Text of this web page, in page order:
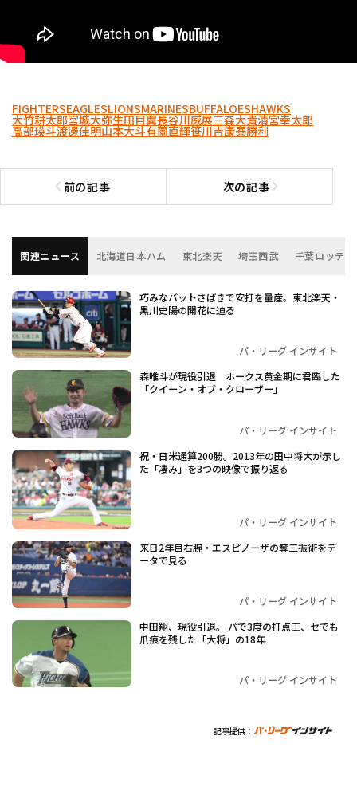
FIGHTERSEAGLESLIONSMARINESBUFFALOESHAWKS
大竹耕太郎宮城大弥生田目翼長谷川威展三森大貴清宮幸太郎
高部瑛斗渡邊佳明山本大斗有薗直輝笹川吉康泰勝利
前の記事
前の記事へ 次の記事次の記事へ
関連ニュース 北海道日本ハム 東北楽天 埼玉西武 千葉ロッテ
巧みなバットさばきで安打を量産。東北楽天・
黒川史陽の開花に迫る
パ・リーグ インサイト
森唯斗が現役引退 ホークス黄金期に君臨した
「クイーン・オブ・クローザー」
パ・リーグ インサイト
祝・日米通算200勝。2013年の田中将大が示し
た「凄み」を3つの映像で振り返る
パ・リーグ インサイト
来日2年目右腕・エスピノーザの奪三振術をデ
ータで見る
パ・リーグ インサイト
中田翔、現役引退。 パで3度の打点王、セでも
爪痕を残した「大将」の18年
パ・リーグ インサイト
記事提供：